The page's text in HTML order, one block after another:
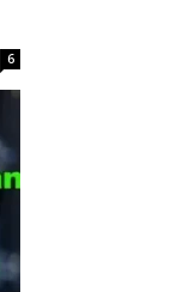
6